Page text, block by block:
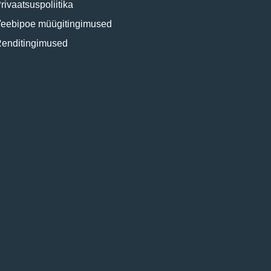
müügitingimused